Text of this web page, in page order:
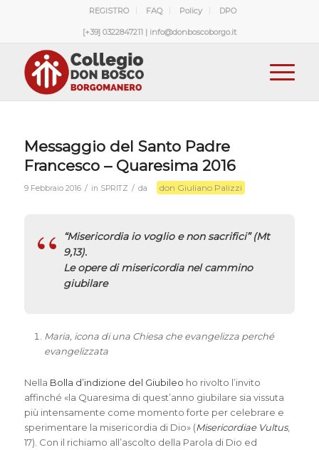
REGISTRO FAQ Policy DPO
[+39] 0322847211 | info@donboscoborgo.it
Messaggio del Santo Padre
Francesco – Quaresima 2016
9 Febbraio 2016 / in SPRITZ / da don Giuliano Palizzi
“Misericordia io voglio e non sacrifici” (Mt
9,13).
Le opere di misericordia nel cammino
giubilare
Maria, icona di una Chiesa che evangelizza perché
evangelizzata
Nella Bolla d’indizione del Giubileo ho rivolto l’invito
affinché «la Quaresima di quest’anno giubilare sia vissuta
più intensamente come momento forte per celebrare e
sperimentare la misericordia di Dio» (Misericordiae Vultus,
17). Con il richiamo all’ascolto della Parola di Dio ed